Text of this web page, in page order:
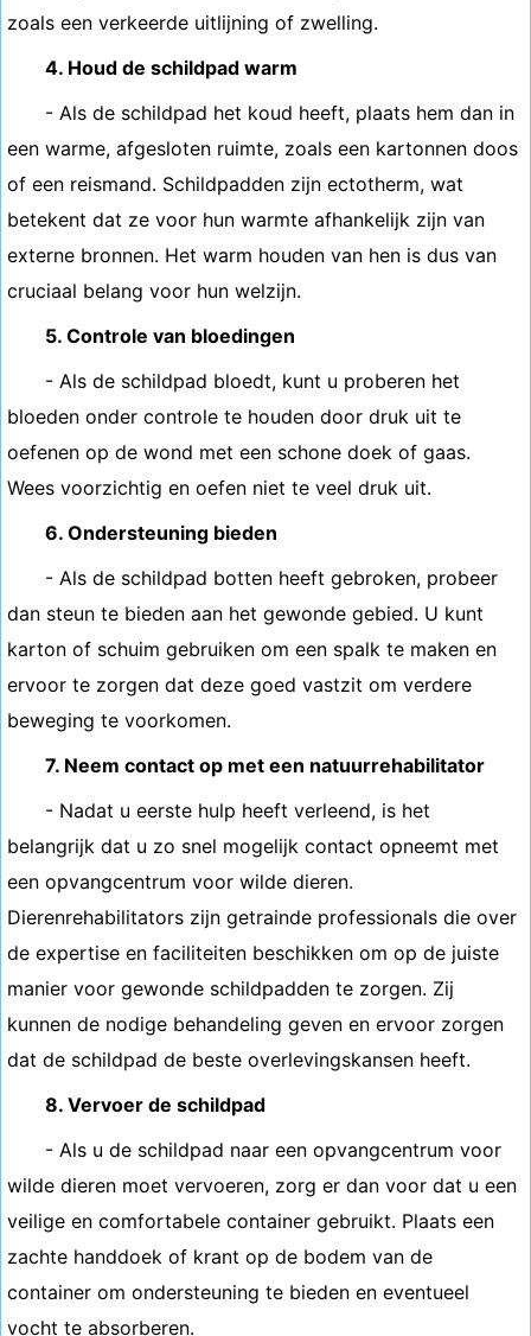
zoals een verkeerde uitlijning of zwelling.
4. Houd de schildpad warm
- Als de schildpad het koud heeft, plaats hem dan in
een warme, afgesloten ruimte, zoals een kartonnen doos
of een reismand. Schildpadden zijn ectotherm, wat
betekent dat ze voor hun warmte afhankelijk zijn van
externe bronnen. Het warm houden van hen is dus van
cruciaal belang voor hun welzijn.
5. Controle van bloedingen
- Als de schildpad bloedt, kunt u proberen het
bloeden onder controle te houden door druk uit te
oefenen op de wond met een schone doek of gaas.
Wees voorzichtig en oefen niet te veel druk uit.
6. Ondersteuning bieden
- Als de schildpad botten heeft gebroken, probeer
dan steun te bieden aan het gewonde gebied. U kunt
karton of schuim gebruiken om een ​​spalk te maken en
ervoor te zorgen dat deze goed vastzit om verdere
beweging te voorkomen.
7. Neem contact op met een natuurrehabilitator
- Nadat u eerste hulp heeft verleend, is het
belangrijk dat u zo snel mogelijk contact opneemt met
een opvangcentrum voor wilde dieren.
Dierenrehabilitators zijn getrainde professionals die over
de expertise en faciliteiten beschikken om op de juiste
manier voor gewonde schildpadden te zorgen. Zij
kunnen de nodige behandeling geven en ervoor zorgen
dat de schildpad de beste overlevingskansen heeft.
8. Vervoer de schildpad
- Als u de schildpad naar een opvangcentrum voor
wilde dieren moet vervoeren, zorg er dan voor dat u een
veilige en comfortabele container gebruikt. Plaats een
zachte handdoek of krant op de bodem van de
container om ondersteuning te bieden en eventueel
vocht te absorberen.